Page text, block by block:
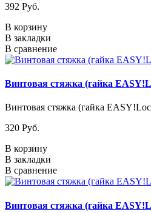
392 Pуб.
В корзину
В закладки
В сравнение
Винтовая стяжка (гайка
Винтовая стяжка (гайка
320 Pуб.
В корзину
В закладки
В сравнение
Винтовая стяжка (гайка